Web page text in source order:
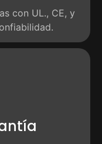
con UL., CE, y